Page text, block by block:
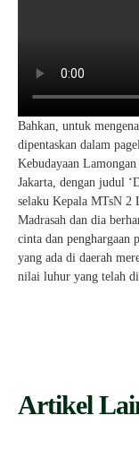
Bahkan, untuk
dipentaskan dalam
Kebudayaan
Jakarta, dengan judul
selaku Kepala MTsN 2
Madrasah dan dia
cinta dan penghargaan
yang ada di daerah
nilai luhur yang telah
Artikel